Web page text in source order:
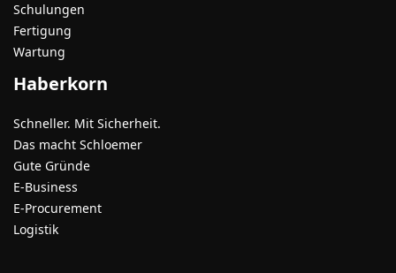
Schulungen
Fertigung
Wartung
Haberkorn
Schneller. Mit Sicherheit.
Das macht Schloemer
Gute Gründe
E-Business
E-Procurement
Logistik